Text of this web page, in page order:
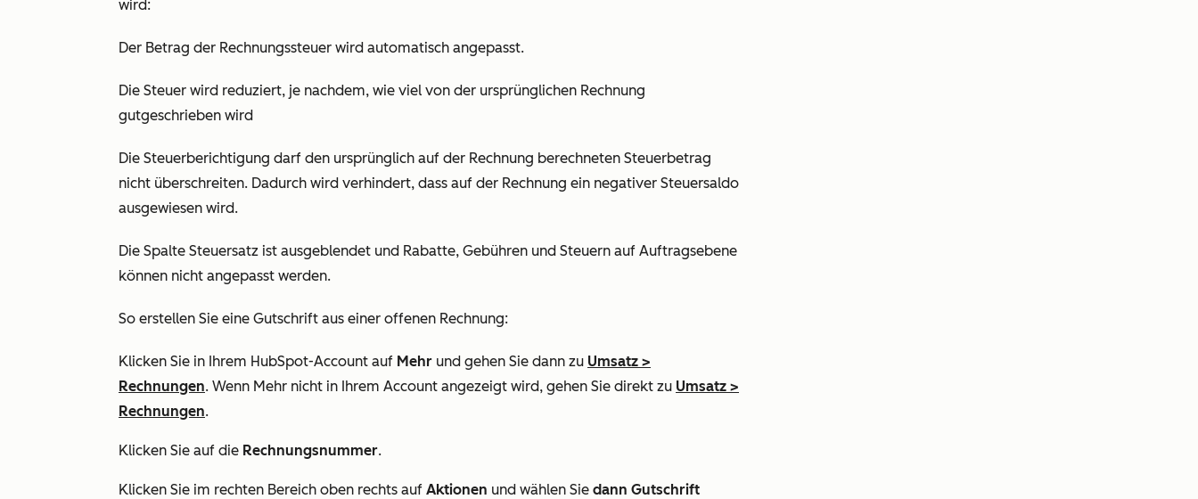
wird:
Der Betrag der Rechnungssteuer wird automatisch angepasst.
Die Steuer wird reduziert, je nachdem, wie viel von der ursprünglichen Rechnung
gutgeschrieben wird
Die Steuerberichtigung darf den ursprünglich auf der Rechnung berechneten Steuerbetrag
nicht überschreiten. Dadurch wird verhindert, dass auf der Rechnung ein negativer Steuersaldo
ausgewiesen wird.
Die Spalte Steuersatz ist ausgeblendet und Rabatte, Gebühren und Steuern auf Auftragsebene
können nicht angepasst werden.
So erstellen Sie eine Gutschrift aus einer offenen Rechnung:
Klicken Sie in Ihrem HubSpot-Account auf Mehr und gehen Sie dann zu Umsatz >
Rechnungen. Wenn Mehr nicht in Ihrem Account angezeigt wird, gehen Sie direkt zu Umsatz >
Rechnungen.
Klicken Sie auf die Rechnungsnummer.
Klicken Sie im rechten Bereich oben rechts auf Aktionen und wählen Sie dann Gutschrift